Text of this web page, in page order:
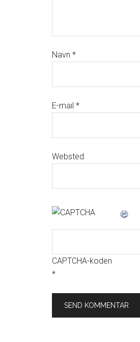
Navn *
E-mail *
Websted
CAPTCHA-koden
*